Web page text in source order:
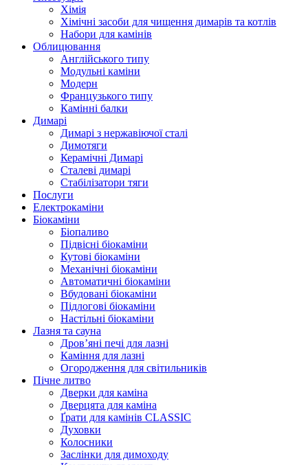
Хімія
Хімічні засоби для чищення димарів та котлів
Набори для камінів
Облицювання
Англійського типу
Модульні каміни
Модерн
Французького типу
Камінні балки
Димарі
Димарі з нержавіючої сталі
Димотяги
Керамічні Димарі
Сталеві димарі
Стабілізатори тяги
Послуги
Електрокаміни
Біокаміни
Біопаливо
Підвісні біокаміни
Кутові біокаміни
Механічні біокаміни
Автоматичні біокаміни
Вбудовані біокаміни
Підлогові біокаміни
Настільні біокаміни
Лазня та сауна
Дров’яні печі для лазні
Каміння для лазні
Огородження для світильників
Пічне литво
Дверки для каміна
Дверцята для каміна
Ґрати для камінів CLASSIC
Духовки
Колосники
Заслінки для димоходу